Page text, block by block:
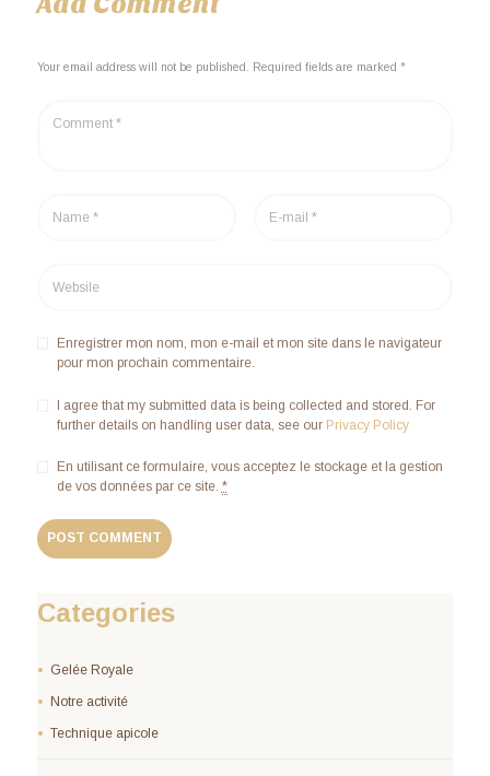
Your email address will not be published. Required fields are marked *
Enregistrer mon nom, mon e-mail et mon site dans le navigateur
pour mon prochain commentaire.
I agree that my submitted data is being collected and stored. For
further details on handling user data, see our Privacy Policy
En utilisant ce formulaire, vous acceptez le stockage et la gestion
de vos données par ce site. *
Categories
Gelée Royale
Notre activité
Technique apicole